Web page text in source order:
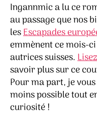
Ingannmic a lu ce
au passage que nos
lesEscapades
emmènent ce mois-
autrices suisses.
savoir plus sur ce
Pour ma part, je
moins possible tout
curiosité !